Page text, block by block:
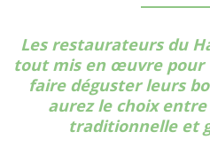
Les restaurateurs du
tout mis en œuvre pour
faire déguster leurs
aurez le choix
traditionnelle et